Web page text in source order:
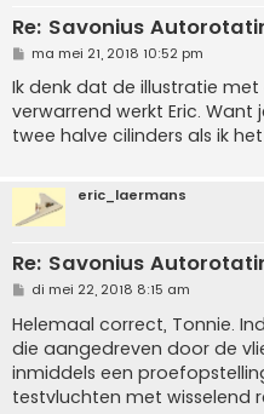
Re: Savonius
B
r
c
h
t
ma mei 21, 2018 10:52 pm
Ik denk dat de illustratie
verwarrend werkt Eric.
twee halve cilinders als ik
eric_laermans
Re: Savonius
B
r
i
c
h
t
di mei 22, 2018 8:15 am
Helemaal correct, Tonnie.
die aangedreven door de
inmiddels een
testvluchten met wisselend